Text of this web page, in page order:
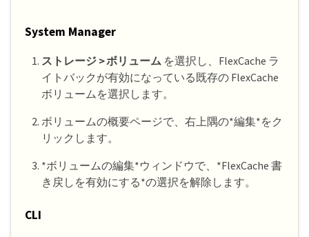
System Manager
ストレージ > ボリュームを選択し、FlexCache ラ
イトバックが有効になっている既存の FlexCache
ボリュームを選択します。
ボリュームの概要ページで、右上隅の*編集*をク
リックします。
*ボリュームの編集*ウィンドウで、*FlexCache 書
き戻しを有効にする*の選択を解除します。
CLI